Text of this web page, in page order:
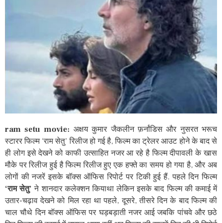
ram setu movie: अक्षय कुमार जैकलीन फ़र्नांडिस और नुसरत भरूच
स्टारर फिल्म ‘राम सेतु’ रिलीज हो गई है, फिल्म का ट्रेलर आउट होने के बाद से
ही लोग इसे देखने को काफी उत्साहित नजर आ रहे है फिल्म दीपावली के खास
मौके पर रिलीज हुई है फिल्म रिलीज हुए एक हफ्ते का समय हो गया है, और अब
लोगों की नजरें इसके बॉक्स ऑफिस रिपोर्ट पर टिकी हुई हैं. पहले दिन फिल्म
‘राम सेतु’ ने शानदार कलेक्शन कियाथा लेकिन इसके बाद फिल्म की कमाई में
उतार-चढ़ाव देखने को मिल रहा था पहले, दूसरे, तीसरे दिन के बाद फिल्म की
चाल चौथे दिन बॉक्स ऑफिस पर घड़बड़ाती नजर आई जबकि पांचवे और छठे